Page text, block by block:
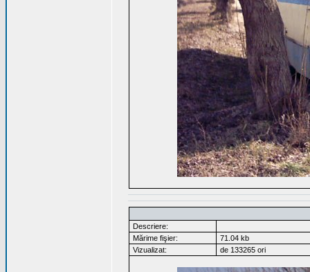
Descriere:
Mărime fişier:
71.04 kb
Vizualizat:
de 133265 ori